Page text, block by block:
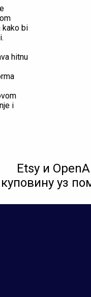
kako bi
hitnu
i
Etsy и
куповину уз